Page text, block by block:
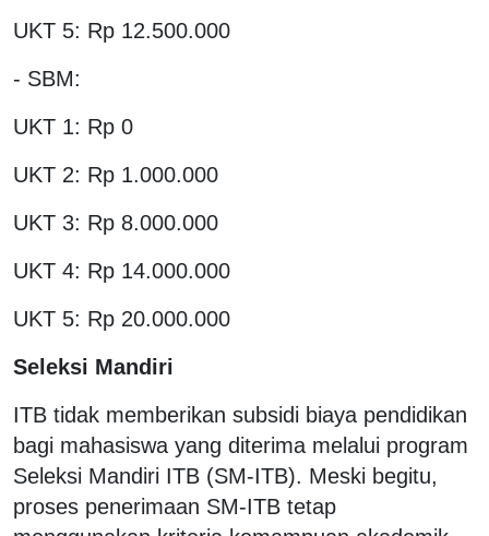
UKT 5: Rp 12.500.000
- SBM:
UKT 1: Rp 0
UKT 2: Rp 1.000.000
UKT 3: Rp 8.000.000
UKT 4: Rp 14.000.000
UKT 5: Rp 20.000.000
Seleksi Mandiri
ITB tidak memberikan subsidi biaya pendidikan
bagi mahasiswa yang diterima melalui program
Seleksi Mandiri ITB (SM-ITB). Meski begitu,
proses penerimaan SM-ITB tetap